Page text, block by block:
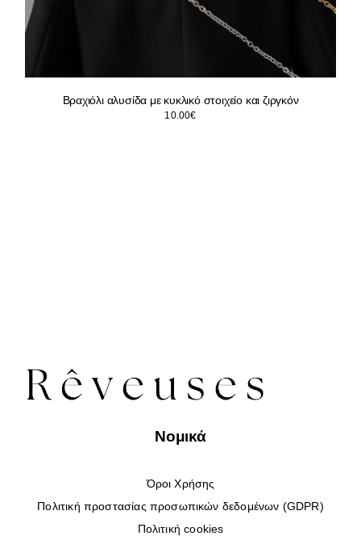
Βραχιόλι αλυσίδα με κυκλικό στοιχείο και ζιργκόν
10.00€
Νομικά
Όροι Χρήσης
Πολιτική προστασίας προσωπικών δεδομένων (GDPR)
Πολιτική cookies